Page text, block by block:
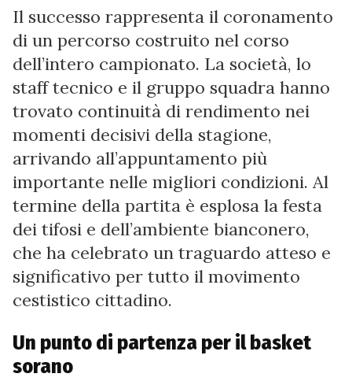
Il successo rappresenta il coronamento
di un percorso costruito nel corso
dell’intero campionato. La società, lo
staff tecnico e il gruppo squadra hanno
trovato continuità di rendimento nei
momenti decisivi della stagione,
arrivando all’appuntamento più
importante nelle migliori condizioni. Al
termine della partita è esplosa la festa
dei tifosi e dell’ambiente bianconero,
che ha celebrato un traguardo atteso e
significativo per tutto il movimento
cestistico cittadino.
Un punto di partenza per il basket
sorano